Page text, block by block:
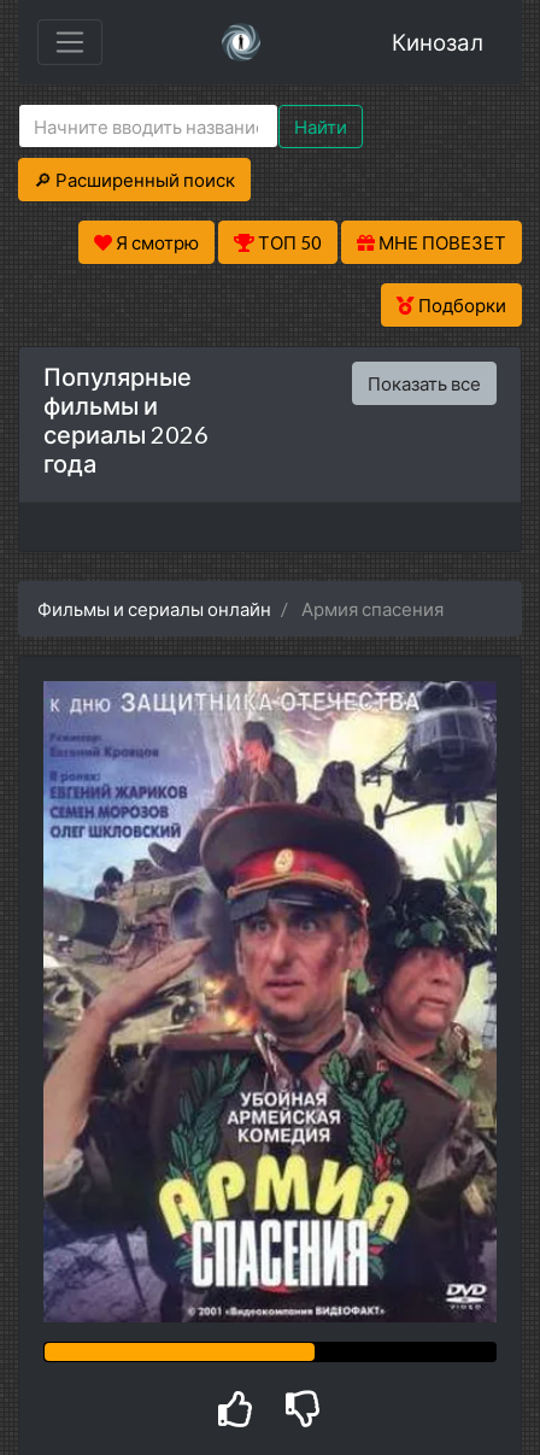
Кинозал
Найти
🔎 Расширенный поиск
Я смотрю ТОП 50 МНЕ ПОВЕЗЕТ
Подборки
Популярные
фильмы и
сериалы 2026
года
Показать все
Фильмы и сериалы онлайн Армия спасения